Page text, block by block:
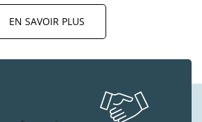
EN SAVOIR PLUS